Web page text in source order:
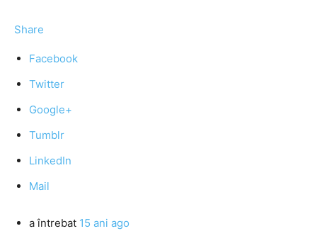
Share
Facebook
Twitter
Google+
Tumblr
LinkedIn
Mail
a întrebat 15 ani ago